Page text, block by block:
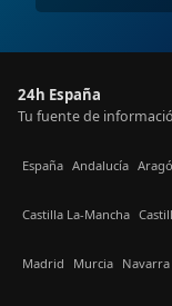
24h España
Tu fuente de
España Andalucía
Castilla La-Mancha
Madrid Murcia Navarra